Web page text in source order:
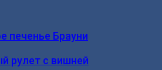
печенье Брауни
рулет с вишней